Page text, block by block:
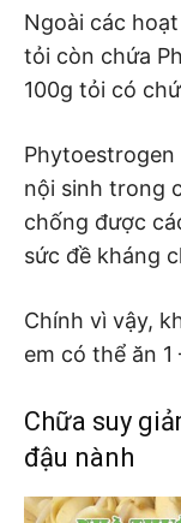
Ngoài các
tỏi còn chứa
100g tỏi có
nội sinh trong
chống được
sức đề kháng
Chính vì vậy,
em có thể ăn
Chữa suy
đậu nành